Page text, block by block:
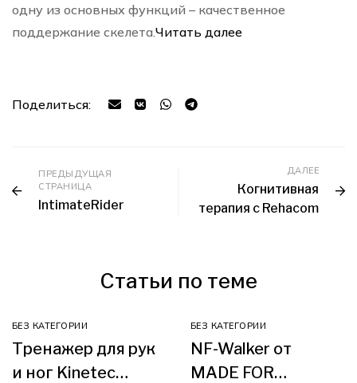
одну из основных функций – качественное
поддержание скелета.Читать далее
Поделиться:
ПРЕДЫДУЩАЯ
СТРАНИЦА
IntimateRider
ДАЛЕЕ
Когнитивная
терапия с Rehacom
Статьи по теме
БЕЗ КАТЕГОРИИ
Тренажер для рук
и ног Kinetec
БЕЗ КАТЕГОРИИ
NF-Walker от
MADE FOR